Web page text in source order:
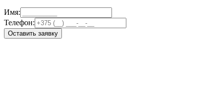
Имя:
Телефон:
Оставить заявку